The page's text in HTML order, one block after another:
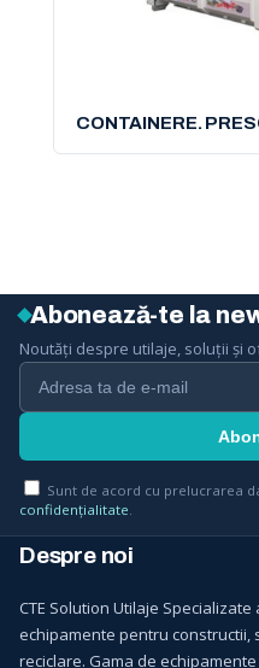
CONTAINERE.
Abonează-te la
Noutăți despre utilaje, soluții și
Sunt de acord cu prelucrarea
confidențialitate.
Despre noi
CTE Solution Utilaje
echipamente pentru
reciclare. Gama de